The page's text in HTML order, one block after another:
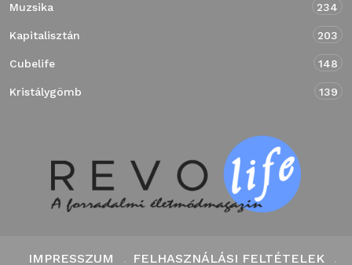
Muzsika 234
Kapitalisztán 203
Cubelife 148
Kristálygömb 139
IMPRESSZUM FELHASZNÁLÁSI FELTÉTELEK